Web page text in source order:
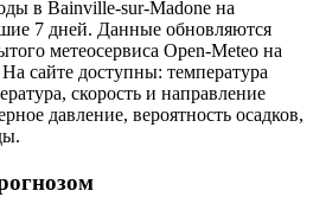
в Bainville-sur-Madonе на
7 дней. Данные обновляются
метеосервиса Open-Meteo на
сайте доступны: температура
скорость и направление
давление, вероятность осадков,